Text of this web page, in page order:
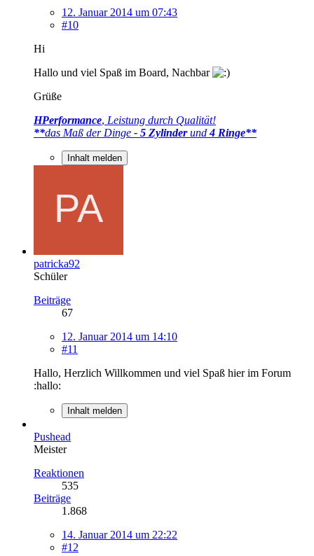
12. Januar 2014 um 07:43
#10
Hi
Hallo und viel Spaß im Board, Nachbar
Grüße
HPerformance, Leistung durch Qualität!
**das Maß der Dinge - 5 Zylinderund4 Ringe**
Inhalt melden
patricka92
Schüler
Beiträge
67
12. Januar 2014 um 14:10
#11
Hallo, Herzlich Willkommen und viel Spaß hier im Forum
:hallo:
Inhalt melden
Pushead
Meister
Reaktionen
535
Beiträge
1.868
14. Januar 2014 um 22:22
#12